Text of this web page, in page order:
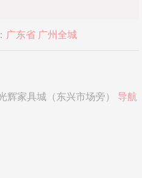
广东省 广州全城
辉家具城（东兴市场旁） 导航